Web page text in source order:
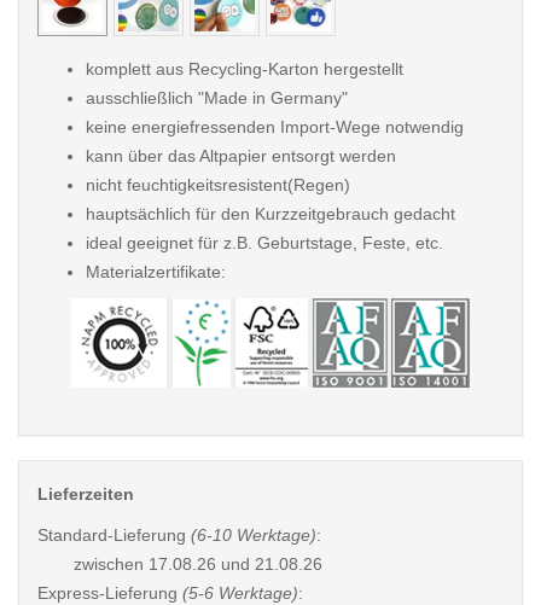
komplett aus Recycling-Karton hergestellt
ausschließlich "Made in Germany"
keine energiefressenden Import-Wege notwendig
kann über das Altpapier entsorgt werden
nicht feuchtigkeitsresistent(Regen)
hauptsächlich für den Kurzzeitgebrauch gedacht
ideal geeignet für z.B. Geburtstage, Feste, etc.
Materialzertifikate:
Lieferzeiten
Standard-Lieferung (6-10 Werktage):
zwischen 17.08.26 und 21.08.26
Express-Lieferung (5-6 Werktage):